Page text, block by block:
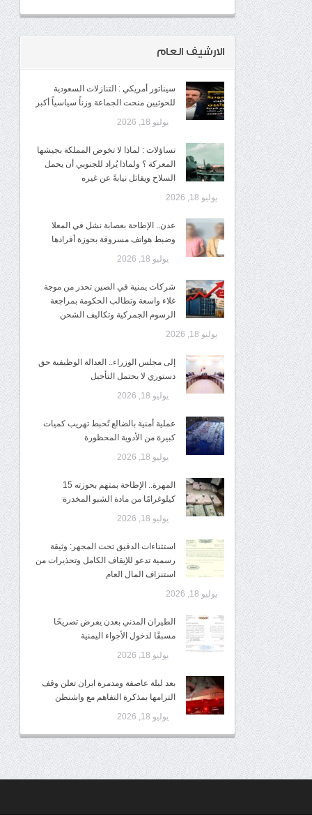
الارشيف العام
سيناتور أمريكي : التنازلات السعودية
للحوثيين منحت الجماعة وزناً سياسياً أكبر
يوليو 18, 2026
تساؤلات : لماذا لا تخوض المملكة بجيشها
المعركة ؟ ولماذا يُراد للجنوبي أن يحمل
السلاح ويقاتل نيابةً عن غيره
يوليو 18, 2026
عدن.. الإطاحة بعصابة نشل في المعلا
وضبط هواتف مسروقة بحوزة أفرادها
يوليو 18, 2026
شركات يمنية في الصين تحذر من موجة
غلاء واسعة وتطالب الحكومة بمراجعة
الرسوم الجمركية وتكاليف الشحن
يوليو 18, 2026
إلى مجلس الوزراء.. العدالة الوظيفية حق
دستوري لا يحتمل التأجيل
يوليو 18, 2026
عملية أمنية بالضالع تُحبط تهريب كميات
كبيرة من الأدوية المحظورة
يوليو 18, 2026
المهرة.. الإطاحة بمتهم بحوزته 15
كيلوغرامًا من مادة الشبو المخدرة
يوليو 18, 2026
استثناءات الدقيق تحت المجهر: وثيقة
رسمية تدعو للإيقاف الكامل وتحذيرات من
استنزاف المال العام
يوليو 18, 2026
الطيران المدني بعدن يفرض تصريحًا
مسبقًا لدخول الأجواء اليمنية
يوليو 18, 2026
بعد ليلة عاصفة ومدمرة ايران تعلن وقف
التزامها بمذكرة التفاهم مع واشنطن
يوليو 18, 2026